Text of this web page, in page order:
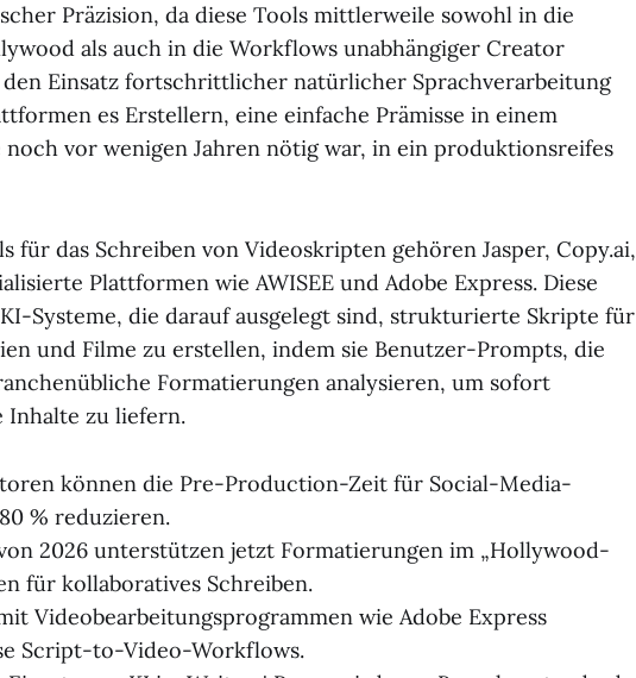
Präzision, da diese Tools mittlerweile sowohl in die
als auch in die Workflows unabhängiger Creator
Einsatz fortschrittlicher natürlicher Sprachverarbeitung
es Erstellern, eine einfache Prämisse in einem
vor wenigen Jahren nötig war, in ein produktionsreifes
für das Schreiben von Videoskripten gehören Jasper, Copy.ai,
Plattformen wie AWISEE und Adobe Express. Diese
Systeme, die darauf ausgelegt sind, strukturierte Skripte für
und Filme zu erstellen, indem sie Benutzer-Prompts, die
Formatierungen analysieren, um sofort
zu liefern.
können die Pre-Production-Zeit für Social-Media-
% reduzieren.
2026 unterstützen jetzt Formatierungen im „Hollywood-
für kollaboratives Schreiben.
Videobearbeitungsprogrammen wie Adobe Express
Script-to-Video-Workflows.